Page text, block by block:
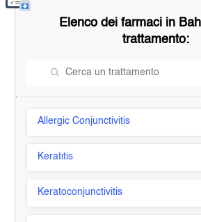
Elenco dei farmaci in
trattamento:
Allergic Conjunctivitis
Keratitis
Keratoconjunctivitis